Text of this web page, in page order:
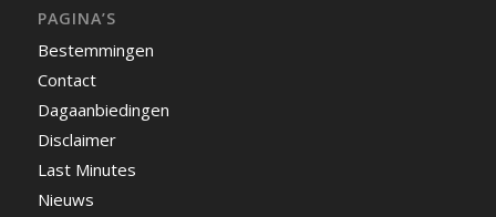
PAGINA’S
Bestemmingen
Contact
Dagaanbiedingen
Disclaimer
Last Minutes
Nieuws